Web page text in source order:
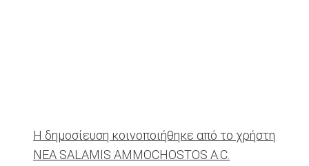
Η δημοσίευση κοινοποιήθηκε από το χρήστη
NEA SALAMIS AMMOCHOSTOS A.C.